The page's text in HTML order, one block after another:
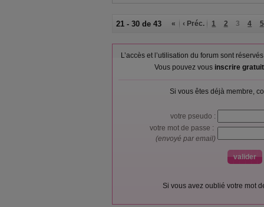
21 - 30 de 43 « ‹ Préc. 1 2 3 4 5
L’accès et l’utilisation du forum sont
Vous pouvez vous inscrire
Si vous êtes déjà membre,
votre pseudo :
votre mot de passe :
(envoyé par email)
Si vous avez oublié votre mot